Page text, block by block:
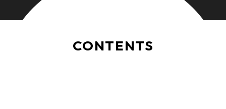
CONTENTS